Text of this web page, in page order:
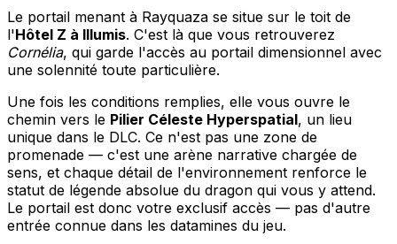
Le portail menant à Rayquaza se situe sur le toit de
l'Hôtel Z à Illumis. C'est là que vous retrouverez
Cornélia, qui garde l'accès au portail dimensionnel avec
une solennité toute particulière.
Une fois les conditions remplies, elle vous ouvre le
chemin vers le Pilier Céleste Hyperspatial, un lieu
unique dans le DLC. Ce n'est pas une zone de
promenade — c'est une arène narrative chargée de
sens, et chaque détail de l'environnement renforce le
statut de légende absolue du dragon qui vous y attend.
Le portail est donc votre exclusif accès — pas d'autre
entrée connue dans les datamines du jeu.